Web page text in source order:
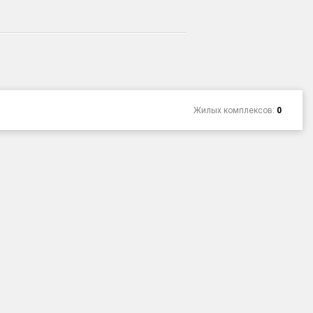
Жилых комплексов: 0